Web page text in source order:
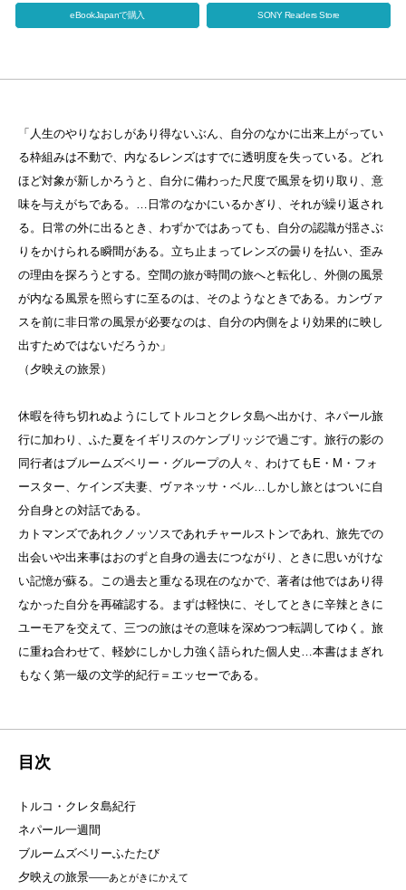
eBookJapanで購入 SONY Readers Store
「人生のやりなおしがあり得ないぶん、自分のなかに出来上がってい
る枠組みは不動で、内なるレンズはすでに透明度を失っている。どれ
ほど対象が新しかろうと、自分に備わった尺度で風景を切り取り、意
味を与えがちである。…日常のなかにいるかぎり、それが繰り返され
る。日常の外に出るとき、わずかではあっても、自分の認識が揺さぶ
りをかけられる瞬間がある。立ち止まってレンズの曇りを払い、歪み
の理由を探ろうとする。空間の旅が時間の旅へと転化し、外側の風景
が内なる風景を照らすに至るのは、そのようなときである。カンヴァ
スを前に非日常の風景が必要なのは、自分の内側をより効果的に映し
出すためではないだろうか」
（夕映えの旅景）
休暇を待ち切れぬようにしてトルコとクレタ島へ出かけ、ネパール旅
行に加わり、ふた夏をイギリスのケンブリッジで過ごす。旅行の影の
同行者はブルームズベリー・グループの人々、わけてもE・M・フォ
ースター、ケインズ夫妻、ヴァネッサ・ベル…しかし旅とはついに自
分自身との対話である。
カトマンズであれクノッソスであれチャールストンであれ、旅先での
出会いや出来事はおのずと自身の過去につながり、ときに思いがけな
い記憶が蘇る。この過去と重なる現在のなかで、著者は他ではあり得
なかった自分を再確認する。まずは軽快に、そしてときに辛辣ときに
ユーモアを交えて、三つの旅はその意味を深めつつ転調してゆく。旅
に重ね合わせて、軽妙にしかし力強く語られた個人史…本書はまぎれ
もなく第一級の文学的紀行＝エッセーである。
目次
トルコ・クレタ島紀行
ネパール一週間
ブルームズベリーふたたび
夕映えの旅景――あとがきにかえて